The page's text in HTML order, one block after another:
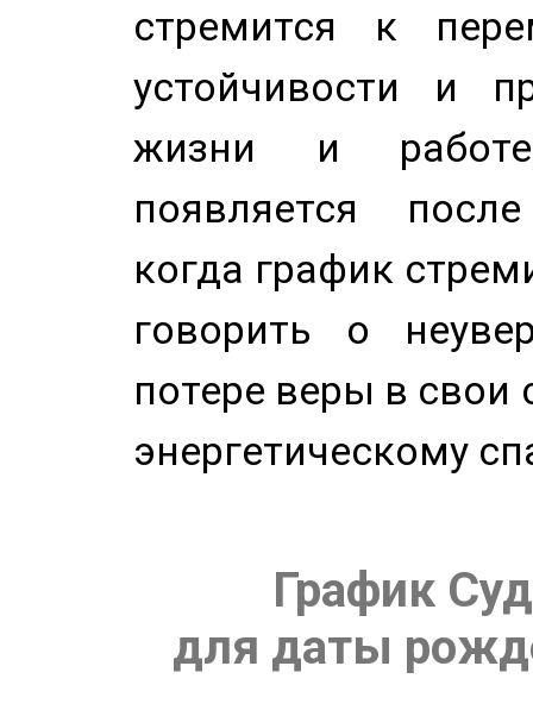
стремится к
устойчивости и
жизни и
появляется
когда график
говорить о
потере веры в свои
энергетическому
График
для даты